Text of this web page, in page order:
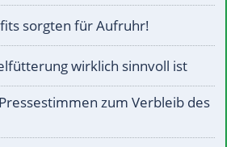
sorgten für Aufruhr!
wirklich sinnvoll ist
zum Verbleib des